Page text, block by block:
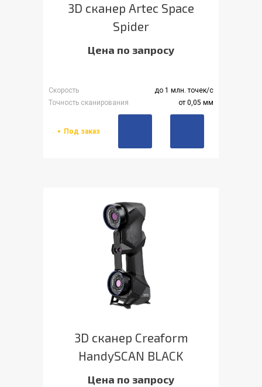
3D сканер Artec Space
Spider
Цена по запросу
Скорость
до 1 млн. точек/с
Точность сканирования
от 0,05 мм
Под заказ
3D сканер Creaform
HandySCAN BLACK
Цена по запросу